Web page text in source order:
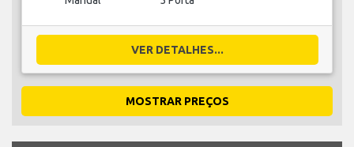
VER DETALHES...
MOSTRAR PREÇOS